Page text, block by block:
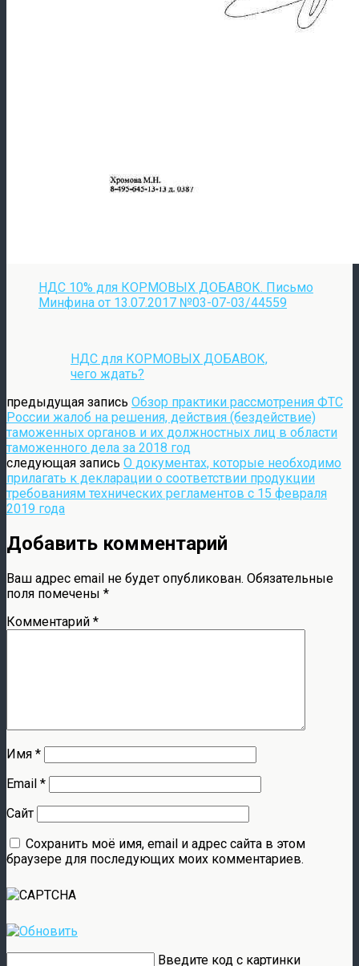
НДС 10% для КОРМОВЫХ ДОБАВОК. Письмо
Минфина от 13.07.2017 №03-07-03/44559
НДС для КОРМОВЫХ ДОБАВОК,
чего ждать?
предыдущая запись Обзор практики рассмотрения ФТС
России жалоб на решения, действия (бездействие)
таможенных органов и их должностных лиц в области
таможенного дела за 2018 год
следующая запись О документах, которые необходимо
прилагать к декларации о соответствии продукции
требованиям технических регламентов с 15 февраля
2019 года
Добавить комментарий
Ваш адрес email не будет опубликован. Обязательные
поля помечены *
Комментарий *
Имя *
Email *
Сайт
Сохранить моё имя, email и адрес сайта в этом
браузере для последующих моих комментариев.
Введите код с картинки